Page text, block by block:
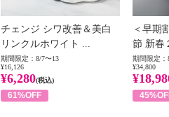
チェンジ シワ改善＆美白
リンクルホワイト ...
期間限定：8/7〜13
¥16,126
¥6,280(税込)
61%OFF
＜早期
節 新春
期間限定：
¥34,800